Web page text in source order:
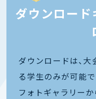
ダウンロー
ダウンロードは､大
る学生のみが可能
フォトギャラリー